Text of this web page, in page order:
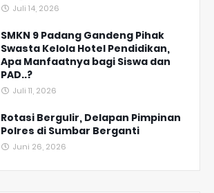
Juli 14, 2026
SMKN 9 Padang Gandeng Pihak
Swasta Kelola Hotel Pendidikan,
Apa Manfaatnya bagi Siswa dan
PAD..?
Juli 11, 2026
Rotasi Bergulir, Delapan Pimpinan
Polres di Sumbar Berganti
Juni 26, 2026